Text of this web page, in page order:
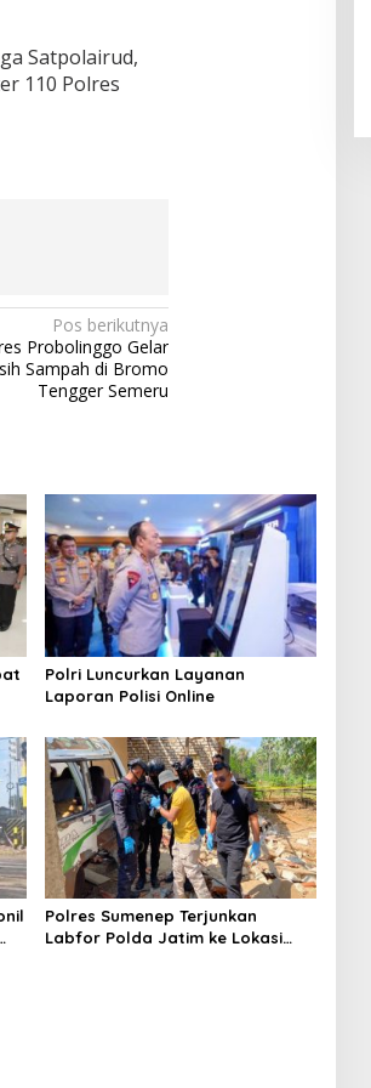
Satpolairud,
110 Polres
Pos berikutnya
Probolinggo Gelar
Sampah di Bromo
Tengger Semeru
Polri Luncurkan Layanan
Laporan Polisi Online
Polres Sumenep Terjunkan
Labfor Polda Jatim ke Lokasi